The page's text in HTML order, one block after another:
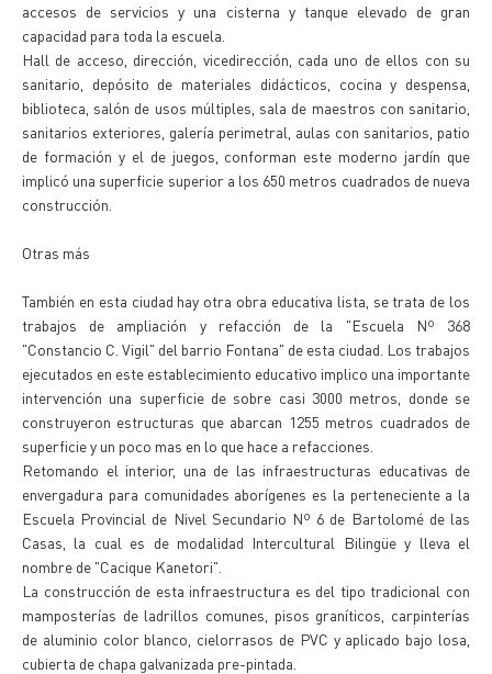
accesos de servicios y una cisterna y tanque elevado de gran
capacidad para toda la escuela.
Hall de acceso, dirección, vicedirección, cada uno de ellos con su
sanitario, depósito de materiales didácticos, cocina y despensa,
biblioteca, salón de usos múltiples, sala de maestros con sanitario,
sanitarios exteriores, galería perimetral, aulas con sanitarios, patio
de formación y el de juegos, conforman este moderno jardín que
implicó una superficie superior a los 650 metros cuadrados de nueva
construcción.
Otras más
También en esta ciudad hay otra obra educativa lista, se trata de los
trabajos de ampliación y refacción de la "Escuela Nº 368
"Constancio C. Vigil" del barrio Fontana" de esta ciudad. Los trabajos
ejecutados en este establecimiento educativo implico una importante
intervención una superficie de sobre casi 3000 metros, donde se
construyeron estructuras que abarcan 1255 metros cuadrados de
superficie y un poco mas en lo que hace a refacciones.
Retomando el interior, una de las infraestructuras educativas de
envergadura para comunidades aborígenes es la perteneciente a la
Escuela Provincial de Nivel Secundario Nº 6 de Bartolomé de las
Casas, la cual es de modalidad Intercultural Bilingüe y lleva el
nombre de "Cacique Kanetori".
La construcción de esta infraestructura es del tipo tradicional con
mamposterías de ladrillos comunes, pisos graníticos, carpinterías
de aluminio color blanco, cielorrasos de PVC y aplicado bajo losa,
cubierta de chapa galvanizada pre-pintada.